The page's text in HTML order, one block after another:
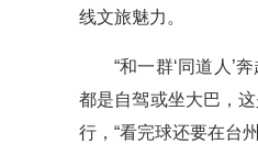
线文旅魅力。
“和一群‘同道人’
都是自驾或坐大巴，
行，“看完球还要在台